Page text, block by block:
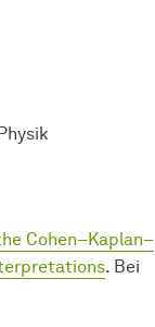
Cohen–Kaplan–
. Bei